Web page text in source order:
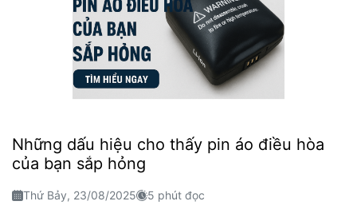
Những dấu hiệu cho thấy pin áo điều hòa
của bạn sắp hỏng
Thứ Bảy, 23/08/2025 5 phút đọc